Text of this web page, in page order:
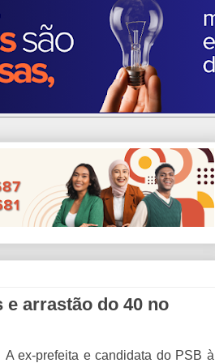
e arrastão do 40 no
A ex-prefeita e candidata do PSB à